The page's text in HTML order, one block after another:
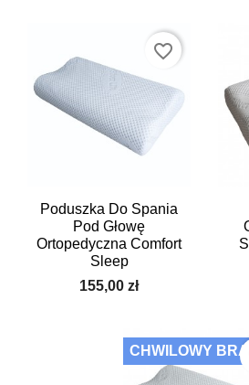
Poduszka Do Spania
Pod Głowę
Ortopedyczna Comfort
Sleep
155,00 zł
favorite_border
CHWILOWY